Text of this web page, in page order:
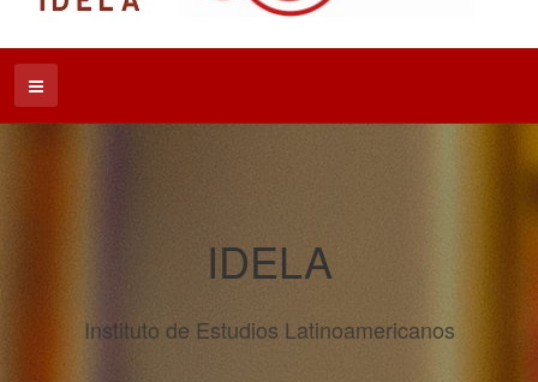
IDELA
Instituto de Estudios Latinoamericanos